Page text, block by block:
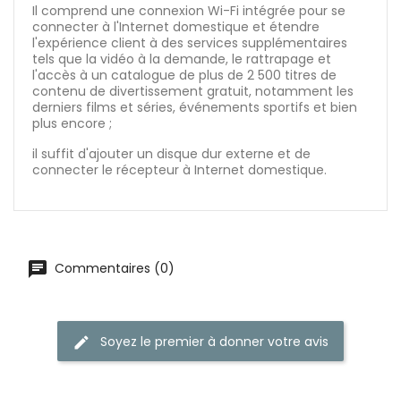
Il comprend une connexion Wi-Fi intégrée pour se
connecter à l'Internet domestique et étendre
l'expérience client à des services supplémentaires
tels que la vidéo à la demande, le rattrapage et
l'accès à un catalogue de plus de 2 500 titres de
contenu de divertissement gratuit, notamment les
derniers films et séries, événements sportifs et bien
plus encore ;
il suffit d'ajouter un disque dur externe et de
connecter le récepteur à Internet domestique.
Commentaires (0)
Soyez le premier à donner votre avis